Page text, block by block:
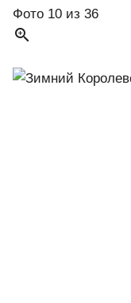
Фото 10 из 36
